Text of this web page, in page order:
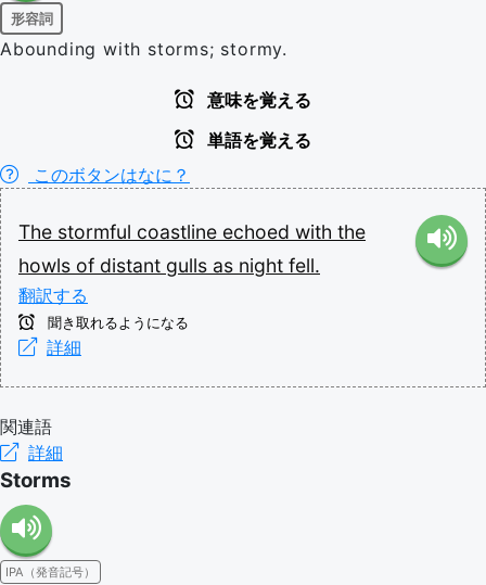
形容詞
Abounding with storms; stormy.
意味を覚える
単語を覚える
このボタンはなに？
The stormful coastline echoed with the
howls of distant gulls as night fell.
翻訳する
聞き取れるようになる
詳細
関連語
詳細
Storms
IPA（発音記号）